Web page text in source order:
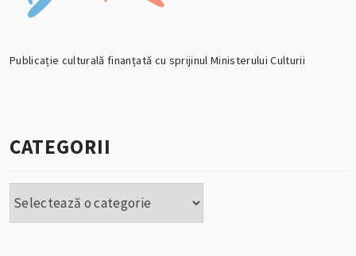
Publicație culturală finanțată cu sprijinul Ministerului Culturii
CATEGORII